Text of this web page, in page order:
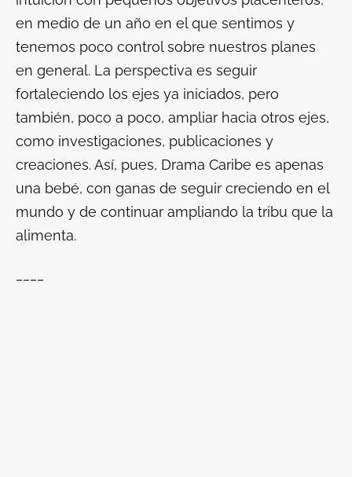
en medio de un año en el que sentimos y
tenemos poco control sobre nuestros planes
en general. La perspectiva es seguir
fortaleciendo los ejes ya iniciados, pero
también, poco a poco, ampliar hacia otros ejes,
como investigaciones, publicaciones y
creaciones. Así, pues, Drama Caribe es apenas
una bebé, con ganas de seguir creciendo en el
mundo y de continuar ampliando la tribu que la
alimenta.